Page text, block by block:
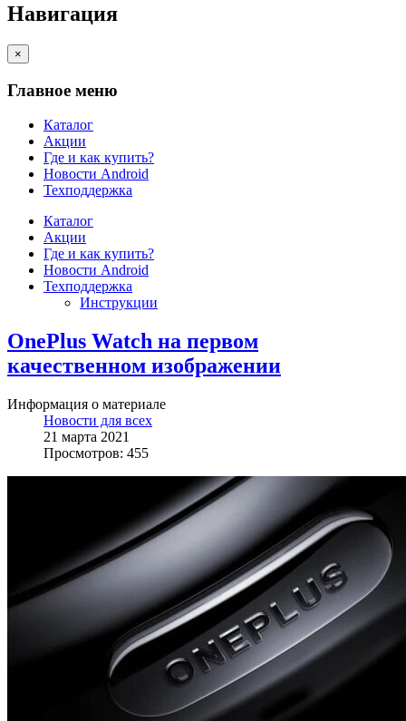
Навигация
×
Главное меню
Каталог
Акции
Где и как купить?
Новости Android
Техподдержка
Каталог
Акции
Где и как купить?
Новости Android
Техподдержка
Инструкции
OnePlus Watch на первом
качественном изображении
Информация о материале
Новости для всех
21 марта 2021
Просмотров: 455